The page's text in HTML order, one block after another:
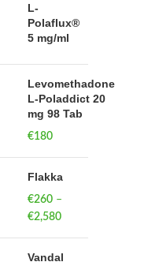
L-
Polaflux®
5 mg/ml
Levomethadone
L-Poladdict 20
mg 98 Tab
€180
Flakka
€260 –
€2,580
€260
Vandal